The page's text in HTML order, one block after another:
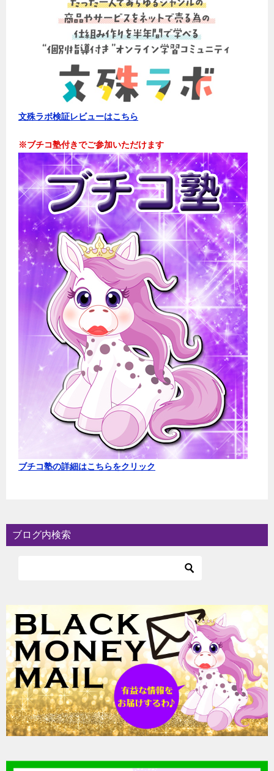
文殊ラボ検証レビューはこちら
※ブチコ塾付きでご参加いただけます
ブチコ塾の詳細はこちらをクリック
ブログ内検索